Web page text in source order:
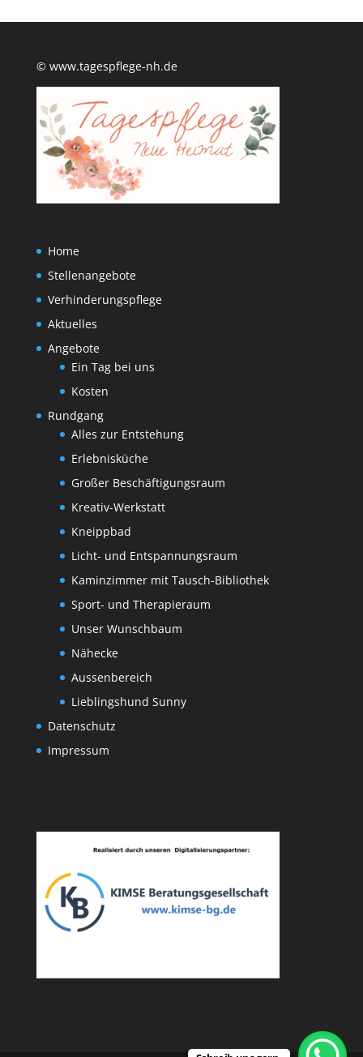
© www.tagespflege-nh.de
Home
Stellenangebote
Verhinderungspflege
Aktuelles
Angebote
Ein Tag bei uns
Kosten
Rundgang
Alles zur Entstehung
Erlebnisküche
Großer Beschäftigungsraum
Kreativ-Werkstatt
Kneippbad
Licht- und Entspannungsraum
Kaminzimmer mit Tausch-Bibliothek
Sport- und Therapieraum
Unser Wunschbaum
Nähecke
Aussenbereich
Lieblingshund Sunny
Datenschutz
Impressum